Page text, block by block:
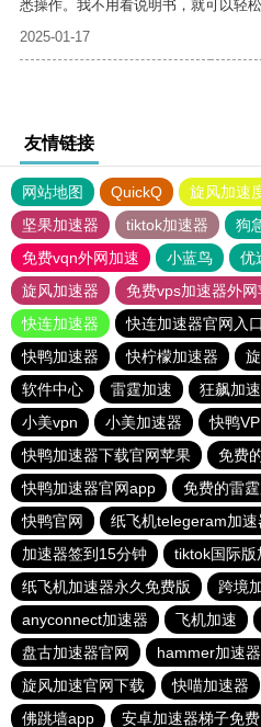
悉操作。我不用看说明书，就可以轻松
2025-01-17
友情链接
网站地图 QuickQ 旋风加速
坚果加速器
tiktok加速器
狗
免费vqn外网加速
小蓝鸟 优
旋风加速器
免费vps加速器外网
快连加速器
快连加速器官网入口
快鸭加速器
快柠檬加速器
软件中心
雷霆加速 狂飙加
小美vpn
小美加速器
快鸭
快鸭加速器下载官网苹果
免费
快鸭加速器官网app
免费的雷
快鸭官网
纸飞机telegeram加速
加速器签到15分钟
tiktok国际版
纸飞机加速器永久免费版
跨境
anyconnect加速器
飞机加速
盘古加速器官网
hammer加速器
旋风加速官网下载
快喵加速器
佛跳墙app
安卓加速器梯子免费